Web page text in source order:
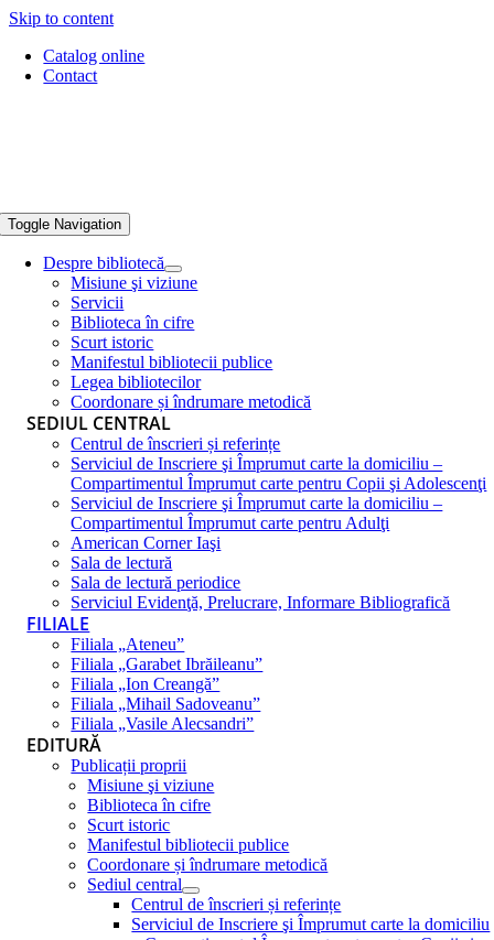
Skip to content
Catalog online
Contact
Toggle Navigation
Despre bibliotecă
Misiune şi viziune
Servicii
Biblioteca în cifre
Scurt istoric
Manifestul bibliotecii publice
Legea bibliotecilor
Coordonare și îndrumare metodică
SEDIUL CENTRAL
Centrul de înscrieri și referințe
Serviciul de Inscriere şi Împrumut carte la domiciliu –
Compartimentul Împrumut carte pentru Copii şi Adolescenţi
Serviciul de Inscriere şi Împrumut carte la domiciliu –
Compartimentul Împrumut carte pentru Adulţi
American Corner Iaşi
Sala de lectură
Sala de lectură periodice
Serviciul Evidenţă, Prelucrare, Informare Bibliografică
FILIALE
Filiala „Ateneu”
Filiala „Garabet Ibrăileanu”
Filiala „Ion Creangă”
Filiala „Mihail Sadoveanu”
Filiala „Vasile Alecsandri”
EDITURĂ
Publicații proprii
Misiune şi viziune
Biblioteca în cifre
Scurt istoric
Manifestul bibliotecii publice
Coordonare și îndrumare metodică
Sediul central
Centrul de înscrieri și referințe
Serviciul de Inscriere şi Împrumut carte la domiciliu